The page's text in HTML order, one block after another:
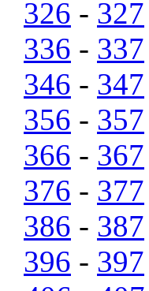
326 - 327
336 - 337
346 - 347
356 - 357
366 - 367
376 - 377
386 - 387
396 - 397